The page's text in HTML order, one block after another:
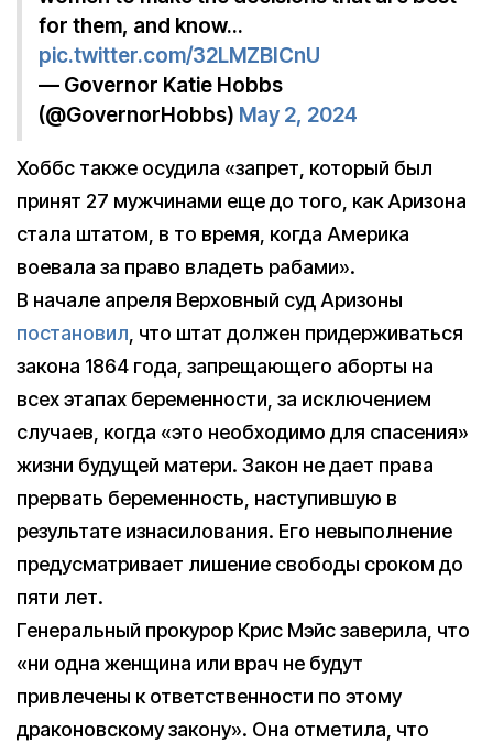
for them, and know…
pic.twitter.com/32LMZBICnU
— Governor Katie Hobbs
(@GovernorHobbs) May 2, 2024
Хоббс также осудила «запрет, который был
принят 27 мужчинами еще до того, как Аризона
стала штатом, в то время, когда Америка
воевала за право владеть рабами».
В начале апреля Верховный суд Аризоны
постановил, что штат должен придерживаться
закона 1864 года, запрещающего аборты на
всех этапах беременности, за исключением
случаев, когда «это необходимо для спасения»
жизни будущей матери. Закон не дает права
прервать беременность, наступившую в
результате изнасилования. Его невыполнение
предусматривает лишение свободы сроком до
пяти лет.
Генеральный прокурор Крис Мэйс заверила, что
«ни одна женщина или врач не будут
привлечены к ответственности по этому
драконовскому закону». Она отметила, что